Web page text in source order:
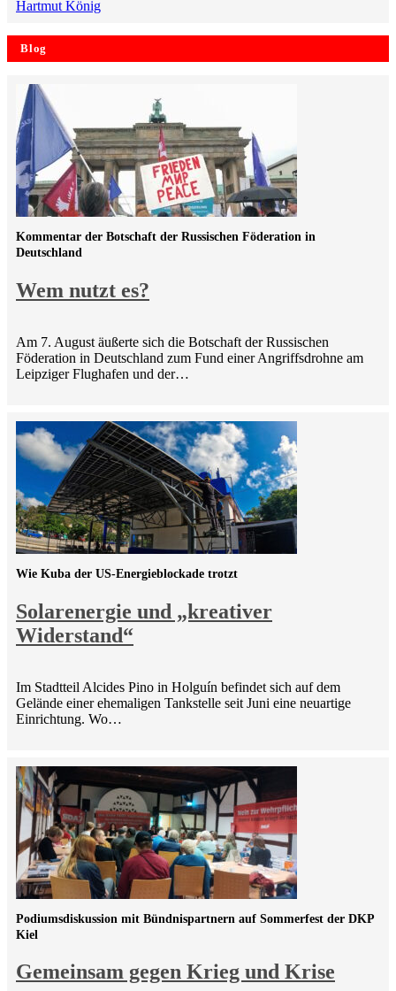
Hartmut König
Blog
Wem nutzt es?
Kommentar der Botschaft der Russischen Föderation in
Deutschland
Am 7. August äußerte sich die Botschaft der Russischen
Föderation in Deutschland zum Fund einer Angriffsdrohne am
Leipziger Flughafen und der…
Solarenergie und „kreativer
Widerstand“
Wie Kuba der US-Energieblockade trotzt
Im Stadtteil Alcides Pino in Holguín befindet sich auf dem
Gelände einer ehemaligen Tankstelle seit Juni eine neuartige
Einrichtung. Wo…
Gemeinsam gegen Krieg und Krise
Podiumsdiskussion mit Bündnispartnern auf Sommerfest der DKP
Kiel